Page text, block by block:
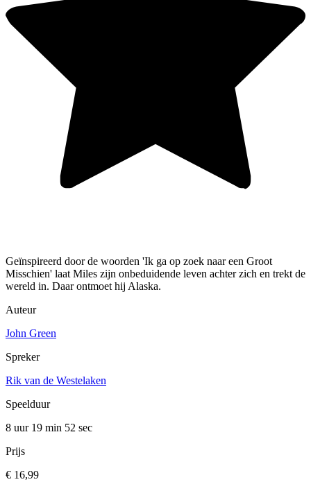
Geïnspireerd door de woorden 'Ik ga op zoek naar een Groot
Misschien' laat Miles zijn onbeduidende leven achter zich en trekt de
wereld in. Daar ontmoet hij Alaska.
Auteur
John Green
Spreker
Rik van de Westelaken
Speelduur
8 uur 19 min 52 sec
Prijs
€ 16,99